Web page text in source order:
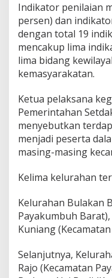
Indikator penilaian
persen) dan
dengan total 19
mencakup lima
lima bidang
kemasyarakatan.
Ketua pelaksana
Pemerintahan
menyebutkan
menjadi peserta
masing-masing
Kelima kelurahan
Kelurahan Bulakan
Payakumbuh
Kuniang
Selanjutnya,
Rajo (Kecamatan